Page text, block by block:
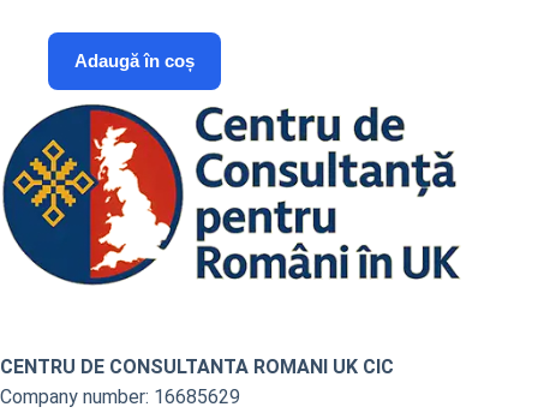
Adaugă în coș
CENTRU DE CONSULTANTA ROMANI UK CIC
Company number: 16685629